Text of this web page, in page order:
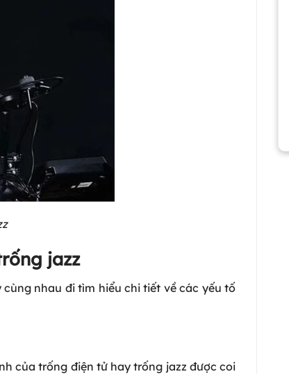
jazz
nhau đi tìm hiểu chi tiết về các yếu tố
của trống điện tử hay trống jazz được coi